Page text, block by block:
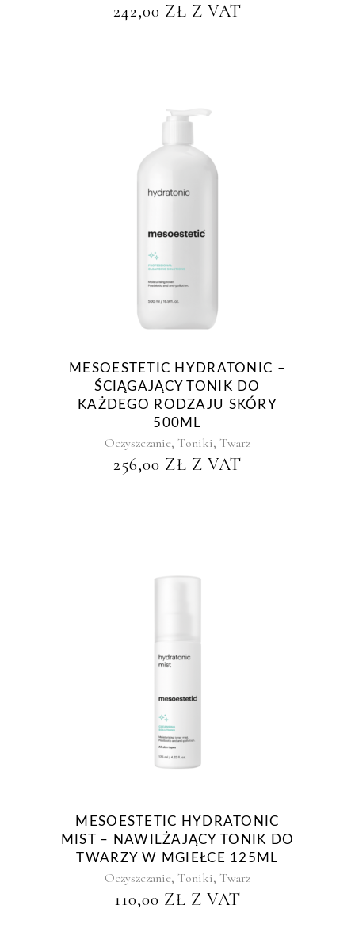
242,00 ZŁ Z VAT
MESOESTETIC HYDRATONIC –
ŚCIĄGAJĄCY TONIK DO
KAŻDEGO RODZAJU SKÓRY
500ML
Oczyszczanie, Toniki, Twarz
256,00 ZŁ Z VAT
MESOESTETIC HYDRATONIC
MIST – NAWILŻAJĄCY TONIK DO
TWARZY W MGIEŁCE 125ML
Oczyszczanie, Toniki, Twarz
110,00 ZŁ Z VAT